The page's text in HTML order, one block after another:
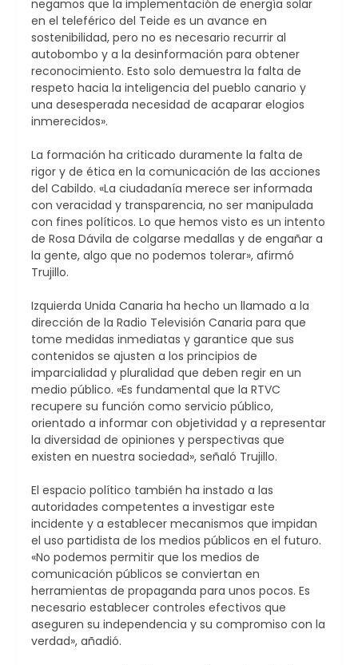
negamos que la implementación de energía solar
en el teleférico del Teide es un avance en
sostenibilidad, pero no es necesario recurrir al
autobombo y a la desinformación para obtener
reconocimiento. Esto solo demuestra la falta de
respeto hacia la inteligencia del pueblo canario y
una desesperada necesidad de acaparar elogios
inmerecidos».
La formación ha criticado duramente la falta de
rigor y de ética en la comunicación de las acciones
del Cabildo. «La ciudadanía merece ser informada
con veracidad y transparencia, no ser manipulada
con fines políticos. Lo que hemos visto es un intento
de Rosa Dávila de colgarse medallas y de engañar a
la gente, algo que no podemos tolerar», afirmó
Trujillo.
Izquierda Unida Canaria ha hecho un llamado a la
dirección de la Radio Televisión Canaria para que
tome medidas inmediatas y garantice que sus
contenidos se ajusten a los principios de
imparcialidad y pluralidad que deben regir en un
medio público. «Es fundamental que la RTVC
recupere su función como servicio público,
orientado a informar con objetividad y a representar
la diversidad de opiniones y perspectivas que
existen en nuestra sociedad», señaló Trujillo.
El espacio político también ha instado a las
autoridades competentes a investigar este
incidente y a establecer mecanismos que impidan
el uso partidista de los medios públicos en el futuro.
«No podemos permitir que los medios de
comunicación públicos se conviertan en
herramientas de propaganda para unos pocos. Es
necesario establecer controles efectivos que
aseguren su independencia y su compromiso con la
verdad», añadió.